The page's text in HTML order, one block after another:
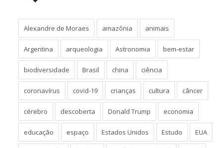
Alexandre de Moraes amazônia animais
Argentina arqueologia Astronomia bem-estar
biodiversidade Brasil china ciência
coronavírus covid-19 crianças cultura câncer
cérebro descoberta Donald Trump economia
educação espaço Estados Unidos Estudo EUA